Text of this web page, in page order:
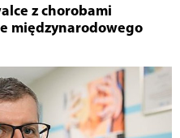
z chorobami
międzynarodowego